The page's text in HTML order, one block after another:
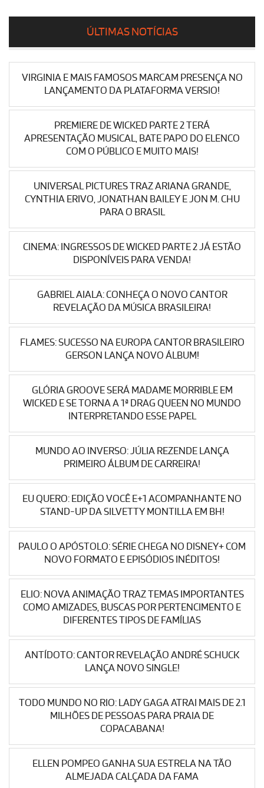
ÚLTIMAS NOTÍCIAS
VIRGINIA E MAIS FAMOSOS MARCAM PRESENÇA NO
LANÇAMENTO DA PLATAFORMA VERSIO!
PREMIERE DE WICKED PARTE 2 TERÁ
APRESENTAÇÃO MUSICAL, BATE PAPO DO ELENCO
COM O PÚBLICO E MUITO MAIS!
UNIVERSAL PICTURES TRAZ ARIANA GRANDE,
CYNTHIA ERIVO, JONATHAN BAILEY E JON M. CHU
PARA O BRASIL
CINEMA: INGRESSOS DE WICKED PARTE 2 JÁ ESTÃO
DISPONÍVEIS PARA VENDA!
GABRIEL AIALA: CONHEÇA O NOVO CANTOR
REVELAÇÃO DA MÚSICA BRASILEIRA!
FLAMES: SUCESSO NA EUROPA CANTOR BRASILEIRO
GERSON LANÇA NOVO ÁLBUM!
GLÓRIA GROOVE SERÁ MADAME MORRIBLE EM
WICKED E SE TORNA A 1ª DRAG QUEEN NO MUNDO
INTERPRETANDO ESSE PAPEL
MUNDO AO INVERSO: JÚLIA REZENDE LANÇA
PRIMEIRO ÁLBUM DE CARREIRA!
EU QUERO: EDIÇÃO VOCÊ E+1 ACOMPANHANTE NO
STAND-UP DA SILVETTY MONTILLA EM BH!
PAULO O APÓSTOLO: SÉRIE CHEGA NO DISNEY+ COM
NOVO FORMATO E EPISÓDIOS INÉDITOS!
ELIO: NOVA ANIMAÇÃO TRAZ TEMAS IMPORTANTES
COMO AMIZADES, BUSCAS POR PERTENCIMENTO E
DIFERENTES TIPOS DE FAMÍLIAS
ANTÍDOTO: CANTOR REVELAÇÃO ANDRÉ SCHUCK
LANÇA NOVO SINGLE!
TODO MUNDO NO RIO: LADY GAGA ATRAI MAIS DE 2.1
MILHÕES DE PESSOAS PARA PRAIA DE
COPACABANA!
ELLEN POMPEO GANHA SUA ESTRELA NA TÃO
ALMEJADA CALÇADA DA FAMA